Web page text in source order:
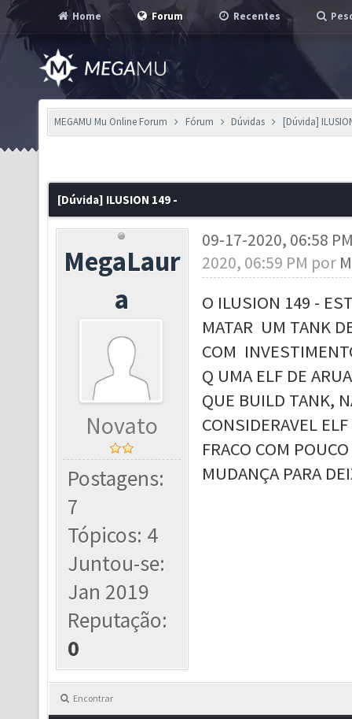
Home Forum Recentes
MEGAMU Mu Online Forum Fórum Dúvidas [Dúvida]
[Dúvida] ILUSION 149 -
MegaLaur
a
Novato
Postagens:
7
Tópicos: 4
Juntou-se:
Jan 2019
Reputação:
0
09-17-2020, 06:58
2020, 06:59 PM por
O ILUSION 149 -
MATAR UM TANK
COM
Q UMA ELF DE
QUE BUILD TANK,
CONSIDERAVEL
FRACO COM
MUDANÇA PARA
Encontrar